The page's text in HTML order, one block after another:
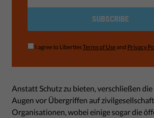
SUBSCRIBE
I agree to LibertiesTerms of Useand Privacy
Anstatt Schutz zu bieten, verschließen
Augen vor Übergriffen auf
Organisationen, wobei einige sogar die